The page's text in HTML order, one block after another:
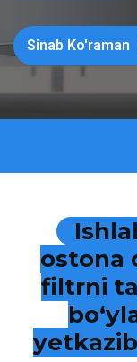
Sinab Ko'raman
ostona
filtrni